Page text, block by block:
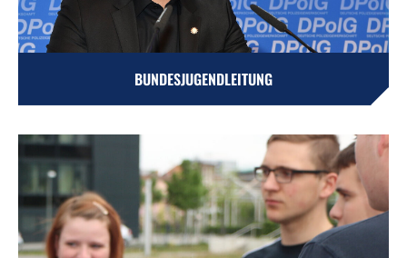
BUNDESJUGENDLEITUNG